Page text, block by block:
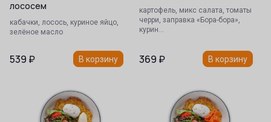
лососем
кабачки, лосось, куриное яйцо,
зелёное масло
539 ₽ В корзину
картофель, микс салата, томаты
черри, заправка «Бора-бора»,
курин…
369 ₽ В корзину